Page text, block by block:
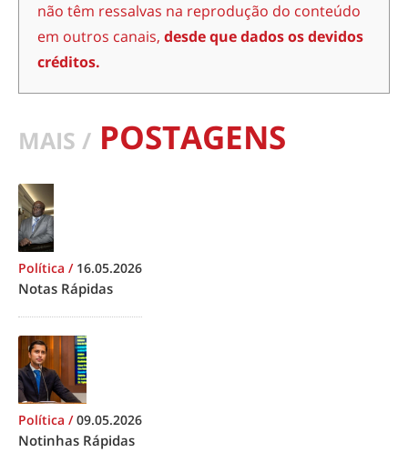
não têm ressalvas na reprodução do conteúdo
em outros canais, desde que dados os devidos
créditos.
MAIS / POSTAGENS
Política / 16.05.2026
Notas Rápidas
Política /09.05.2026
Notinhas Rápidas